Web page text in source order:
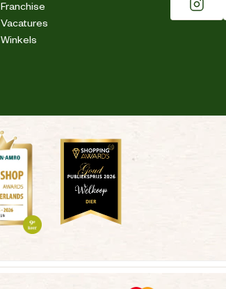
Franchise
Vacatures
Winkels